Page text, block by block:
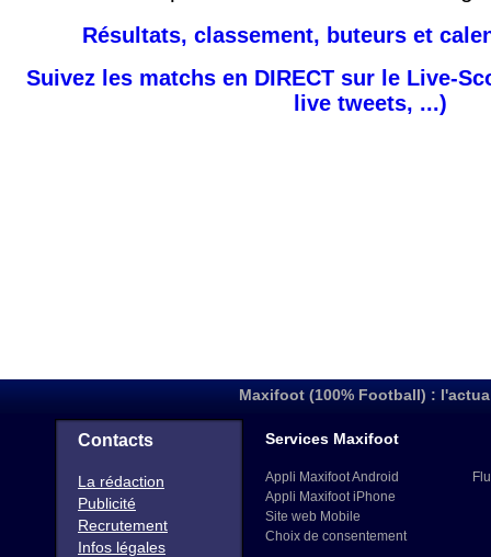
Résultats, classement, buteurs et
Suivez les matchs en DIRECT sur le Live-
live tweets, ...)
Maxifoot (100% Football) :
Contacts
La rédaction
Publicité
Recrutement
Infos légales
Services Maxifoot
Appli Maxifoot Android
Appli Maxifoot iPhone
Site web Mobile
Choix de consentement